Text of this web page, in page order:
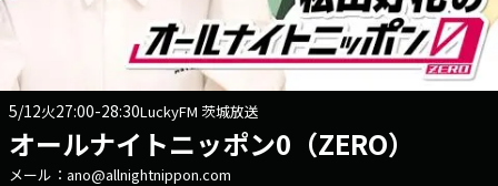
5/12火27:00-28:30LuckyFM 茨城放送
オールナイトニッポン0（ZERO）
メール：ano@allnightnippon.com